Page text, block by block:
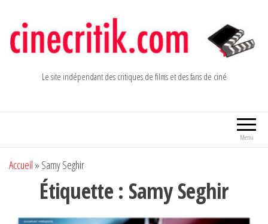
contenu
Le site indépendant des critiques de films et des fans de ciné
Menu
Accueil » Samy Seghir
Étiquette : Samy Seghir